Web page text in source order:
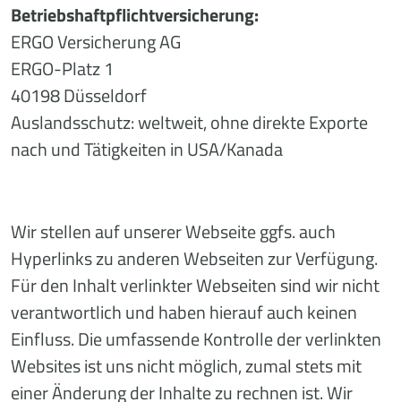
Betriebshaftpflichtversicherung:
ERGO Versicherung AG
ERGO-Platz 1
40198 Düsseldorf
Auslandsschutz: weltweit, ohne direkte Exporte
nach und Tätigkeiten in USA/Kanada
Wir stellen auf unserer Webseite ggfs. auch
Hyperlinks zu anderen Webseiten zur Verfügung.
Für den Inhalt verlinkter Webseiten sind wir nicht
verantwortlich und haben hierauf auch keinen
Einfluss. Die umfassende Kontrolle der verlinkten
Websites ist uns nicht möglich, zumal stets mit
einer Änderung der Inhalte zu rechnen ist. Wir